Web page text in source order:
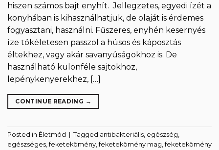
hiszen számos bajt enyhít. Jellegzetes, egyedi ízét a
konyhában is kihasználhatjuk, de olaját is érdemes
fogyasztani, használni. Fűszeres, enyhén kesernyés
íze tökéletesen passzol a húsos és káposztás
éltekhez, vagy akár savanyúságokhoz is. De
használható különféle sajtokhoz,
lepénykenyerekhez, […]
CONTINUE READING →
Posted in Életmód Tagged antibakteriális, egészség,
egészséges,feketekömény,feketekömény mag,feketekömény